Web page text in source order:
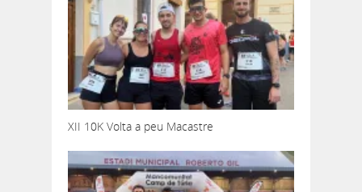
XII 10K Volta a peu Macastre